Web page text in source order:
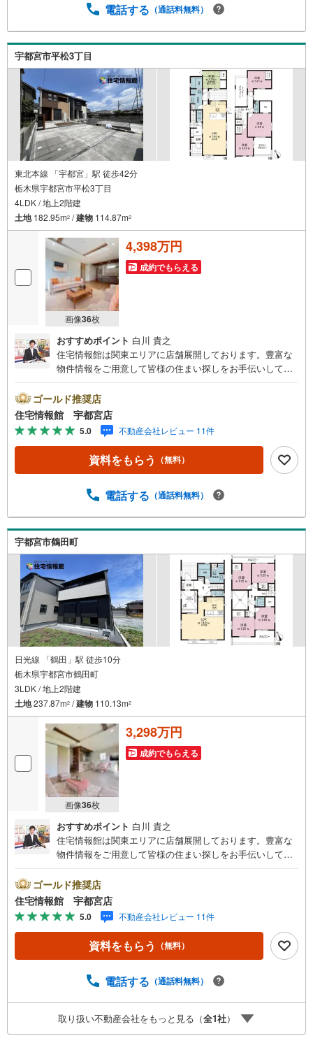
電話する （通話料無料）
宇都宮市平松3丁目
東北本線 「宇都宮」駅 徒歩42分
栃木県宇都宮市平松3丁目
4LDK / 地上2階建
土地182.95m2 /建物 114.87m2
画像36枚
4,398万円
成約でもらえる
おすすめポイント 白川 貴之
住宅情報館は関東エリアに店舗展開しております。豊富な
物件情報をご用意して皆様の住まい探しをお手伝いしてお
さい。住宅ローン相談会も同時開催中無理のない住宅ロー
ンの試算やご購入の際にかかる諸費用の概算も行っており
ます。しっかりとした資金計画のアドバイスをさせて頂き
ますので、お気軽にご相談ください。
ゴールド推奨店
住宅情報館 宇都宮店
5.0 不動産会社レビュー 11件
資料をもらう （無料）
電話する （通話料無料）
宇都宮市鶴田町
日光線 「鶴田」駅 徒歩10分
栃木県宇都宮市鶴田町
3LDK / 地上2階建
土地237.87m2 /建物 110.13m2
画像36枚
3,298万円
成約でもらえる
おすすめポイント 白川 貴之
住宅情報館は関東エリアに店舗展開しております。豊富な
物件情報をご用意して皆様の住まい探しをお手伝いしてお
さい。住宅ローン相談会も同時開催中無理のない住宅ロー
ンの試算やご購入の際にかかる諸費用の概算も行っており
ます。しっかりとした資金計画のアドバイスをさせて頂き
ますので、お気軽にご相談ください。
ゴールド推奨店
住宅情報館 宇都宮店
5.0 不動産会社レビュー 11件
資料をもらう （無料）
電話する （通話料無料）
取り扱い不動産会社をもっと見る（全1社）